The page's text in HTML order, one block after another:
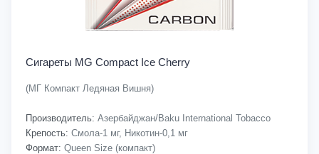
Сигареты MG Compact Ice Cherry
(МГ Компакт Ледяная Вишня)
Производитель: Азербайджан/Baku International Tobacco
Крепость: Смола-1 мг, Никотин-0,1 мг
Формат: Queen Size (компакт)